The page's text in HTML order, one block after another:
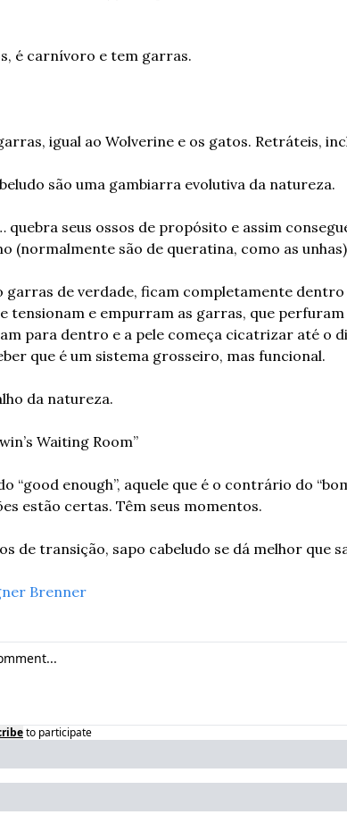
é carnívoro e tem garras.
igual ao Wolverine e os gatos. Retráteis,
são uma gambiarra evolutiva da natureza.
quebra seus ossos de propósito e assim
(normalmente são de queratina, como as
garras de verdade, ficam completamente
tensionam e empurram as garras, que perfuram
para dentro e a pele começa cicatrizar até o
que é um sistema grosseiro, mas funcional.
da natureza.
Waiting Room”
“good enough”, aquele que é o contrário do
estão certas. Têm seus momentos.
de transição, sapo cabeludo se dá melhor que
Brenner
to participate